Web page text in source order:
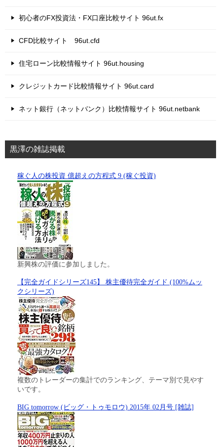
初心者のFX投資法・FX口座比較サイト 96ut.fx
CFD比較サイト 96ut.cfd
住宅ローン比較情報サイト 96ut.housing
クレジットカード比較情報サイト 96ut.card
ネット銀行（ネットバンク）比較情報サイト 96ut.netbank
黒澤の雑誌掲載
稼ぐ人の株投資 億超えの方程式 9 (稼ぐ投資)
新興株の評価に参加しました。
【完全ガイドシリーズ145】 株主優待完全ガイド (100%ムッ
クシリーズ)
複数のトレーダーの集計でのランキング、テーマ別で見やす
いです。
BIG tomorrow (ビッグ・トゥモロウ) 2015年 02月号 [雑誌]